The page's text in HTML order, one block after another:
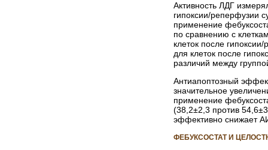
Активность ЛДГ
гипоксии/реперфузии
применение
по сравнению с
клеток после
для клеток после
различий между
Антиапоптозный
значительное
применение
(38,2±2,3 против
эффективно снижает
ФЕБУКСОСТАТ И